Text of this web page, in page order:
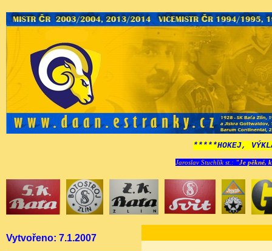
*****HOKEJ,
Jaroslav Stuchlík st.: "Je pěkné,
Vytvořeno: 7.1.2007